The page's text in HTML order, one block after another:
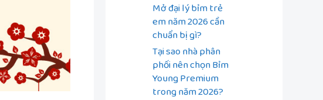
Mở đại lý bỉm trẻ
em năm 2026 cần
chuẩn bị gì?
Tại sao nhà phân
phối nên chọn Bỉm
Young Premium
trong năm 2026?